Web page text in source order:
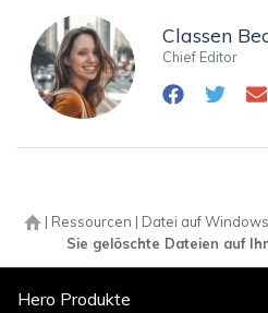
Classen
Chief Editor
| Ressourcen | Datei auf
Sie gelöschte Dateien auf
Hero Produkte